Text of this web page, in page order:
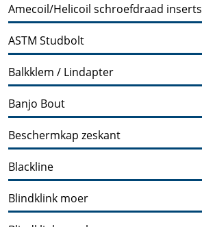
Amecoil/Helicoil schroefdraad inserts
ASTM Studbolt
Balkklem / Lindapter
Banjo Bout
Beschermkap zeskant
Blackline
Blindklink moer